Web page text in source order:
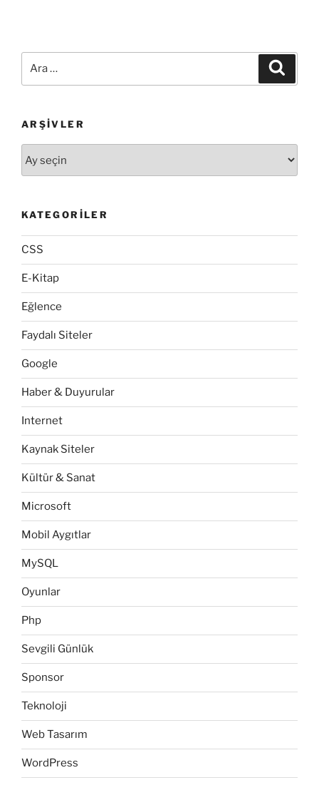
ARŞIVLER
KATEGORILER
CSS
E-Kitap
Eğlence
Faydalı Siteler
Google
Haber & Duyurular
Internet
Kaynak Siteler
Kültür & Sanat
Microsoft
Mobil Aygıtlar
MySQL
Oyunlar
Php
Sevgili Günlük
Sponsor
Teknoloji
Web Tasarım
WordPress